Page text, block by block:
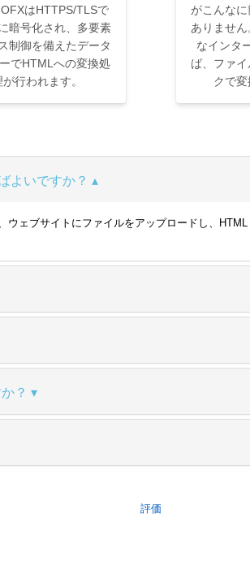
はHTTPS/TLSで
暗号化され、多要素
制御を備えたデータ
でHTMLへの変換処
が行われます。
がこんな
ありませ
なインタ
ば、ファ
クで変
よいですか？
ェブサイトにファイルをアップロードし、
？
評価